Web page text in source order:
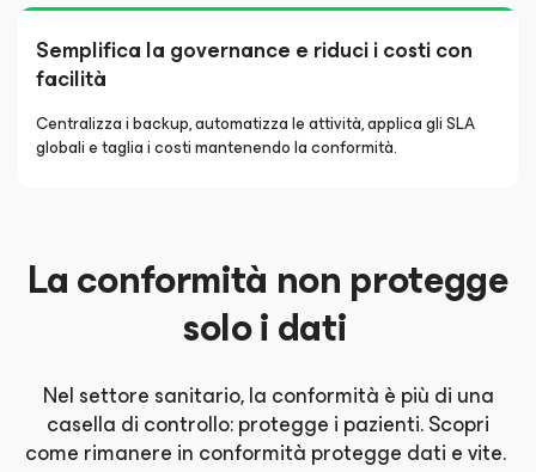
Semplifica la governance e riduci i costi con
facilità
Centralizza i backup, automatizza le attività, applica gli SLA
globali e taglia i costi mantenendo la conformità.
La conformità non protegge
solo i dati
Nel settore sanitario, la conformità è più di una
casella di controllo: protegge i pazienti. Scopri
come rimanere in conformità protegge dati e vite.